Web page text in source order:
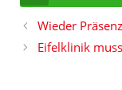
Wieder
Eifelklinik